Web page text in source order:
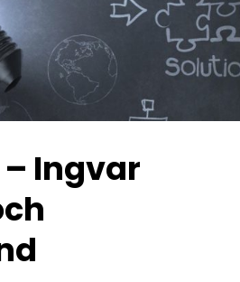
Ingvar